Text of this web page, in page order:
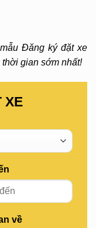
Đăng ký đặt xe
gian sớm nhất!
XE
về